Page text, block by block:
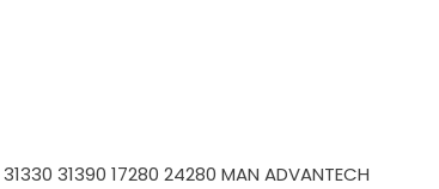
31390 17280 24280 MAN ADVANTECH